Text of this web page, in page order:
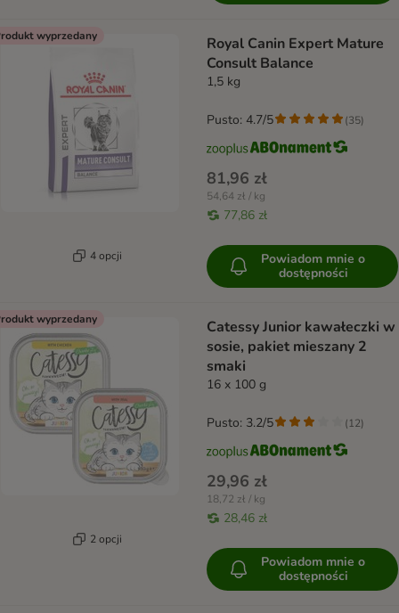
wyprzedany
4 opcji
Royal Canin Expert Mature
Consult Balance
1,5 kg
81,96 zł
54,64 zł / kg
77,86 zł
Pusto: 4.7/5 (35)
Powiadom mnie o
dostępności
wyprzedany
2 opcji
Catessy Junior kawałeczki w
sosie, pakiet mieszany 2
smaki
16 x 100 g
29,96 zł
18,72 zł / kg
28,46 zł
Pusto: 3.2/5 (12)
Powiadom mnie o
dostępności